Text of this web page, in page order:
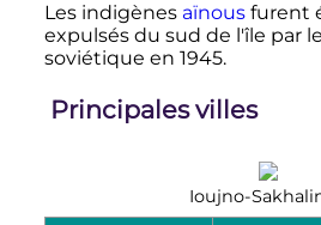
Les indigènes aïnousfurent
expulsés du sud de l'île par
soviétique en 1945.
Principales villes
Ioujno-